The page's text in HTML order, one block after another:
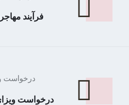
فرآیند
درخواست
درخواست